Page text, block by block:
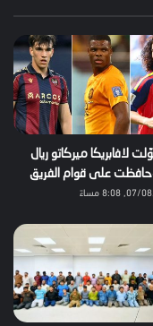
لافابريكا ميركاتو ريال
على قوام الفريق
8:08 مساءً